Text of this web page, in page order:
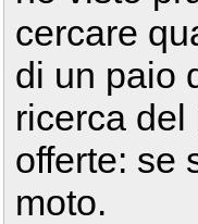
cercare
di un paio
ricerca
offerte: se
moto.